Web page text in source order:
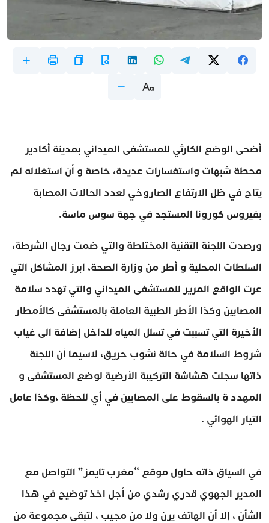
أضحى الوضع الكارثي للمستشفى الميداني بمدينة أكادير
محطة شبهات واستفسارات عديدة، خاصة و أن استغلاله لم
يتاح في ظل الارتفاع الصاروخي لعدد الحالات المصابة
بفيروس كورونا المستجد في جهة سوس ماسة.
ورصدت اللجنة التقنية المختلطة والتي ضمت رجال الشرطة،
السلطات المحلية و أطر من وزارة الصحة، ابرز المشاكل التي
عرت الواقع المرير للمستشفى الميداني والتي تهدد سلامة
المصابين وكذا الأطر الطبية العاملة بالمستشفى كالأمطار
الأخيرة التي تسببت في تسلل المياه للداخل إضافة الى غياب
شروط السلامة في حالة نشوب حريق، لاسيما أن اللجنة
ذاتها سجلت هشاشة التركيبة الأرضية لوضع المستشفى و
المهدد ة بالسقوط على المصابين في أي للحظة ،وكذا عامل
التيار الهوائي .
في السياق ذاته حاول موقع “مغرب تايمز” التواصل مع
المدير الجهوي قدري رشدي من أجل اخذ توضيح في هذا
الشأن ، إلا أن الهاتف يرن ولا من مجيب ، لتبقى مجموعة من